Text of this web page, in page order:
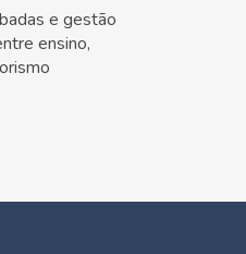
e gestão
ensino,